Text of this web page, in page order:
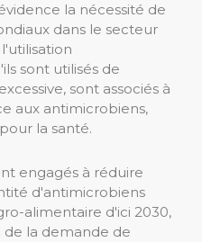
la nécessité de
dans le secteur
sont utilisés de
sont associés à
aux antimicrobiens,
la santé.
engagés à réduire
d'antimicrobiens
alimentaire d'ici 2030,
de la demande de